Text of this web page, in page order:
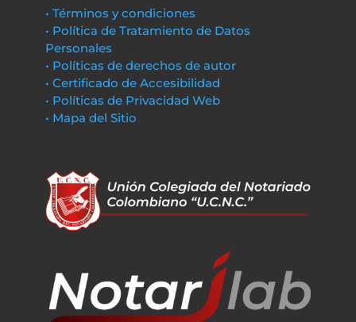
• Términos y condiciones
• Política de Tratamiento de Datos
Personales
• Políticas de derechos de autor
• Certificado de Accesibilidad
• Políticas de Privacidad Web
• Mapa del Sitio